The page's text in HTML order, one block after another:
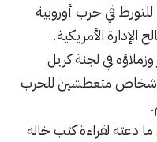
للتورط في حرب أوروبية
الأمريكية.
في لجنة كريل
أشخاص متعطشين للحرب
دعته لقراءة كتب خاله